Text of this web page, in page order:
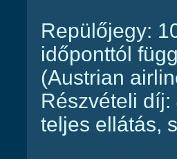
Repülőjegy:
időponttól
(Austrian
Részvételi
teljes ellátás,